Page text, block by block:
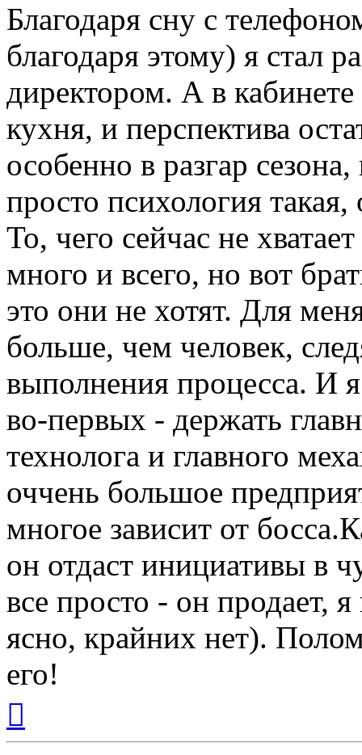
Благодаря сну с
благодаря этому) я стал
директором. А в
кухня, и перспектива
особенно в разгар
просто психология такая,
То, чего сейчас не
много и всего, но вот
это они не хотят. Для
больше, чем человек,
выполнения процесса. И
во-первых - держать
технолога и главного
оччень большое
многое зависит от
он отдаст инициативы в
все просто - он продает,
ясно, крайних нет).
его!
началу